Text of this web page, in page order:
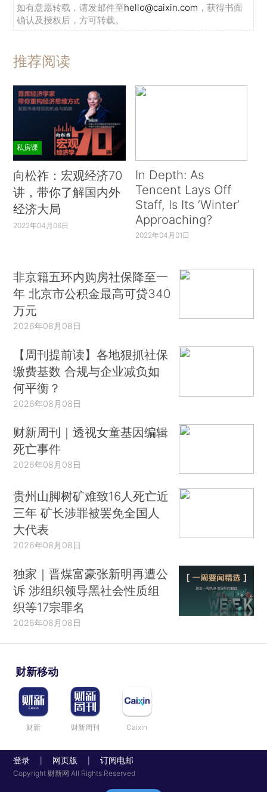
如有意愿转载，请发邮件至hello@caixin.com ，获得书面
确认及授权后，方可转载。
推荐阅读
私房课
向松祚：宏观经济70
讲，带你了解国内外
经济大局
2022年04月06日
In Depth: As
Tencent Lays Off
Staff, Is Its ‘Winter’
Approaching?
2022年04月01日
非京籍五环内购房社保降至一
年 北京市公积金最高可贷340
万元
2026年08月08日
【周刊提前读】各地狠抓社保
缴费基数 合规与企业减负如
何平衡？
2026年08月08日
财新周刊｜透视女童基因编辑
死亡事件
2026年08月08日
贵州山脚树矿难致16人死亡近
三年 矿长涉罪被罢免全国人
大代表
2026年08月08日
独家｜晋煤富豪张新明再遭公
诉 涉组织领导黑社会性质组
织等17宗罪名
2026年08月08日
财新移动
财新 财新周刊 Caixin
登录 网页版 订阅电邮
Copyright 财新网 All Rights Reserved